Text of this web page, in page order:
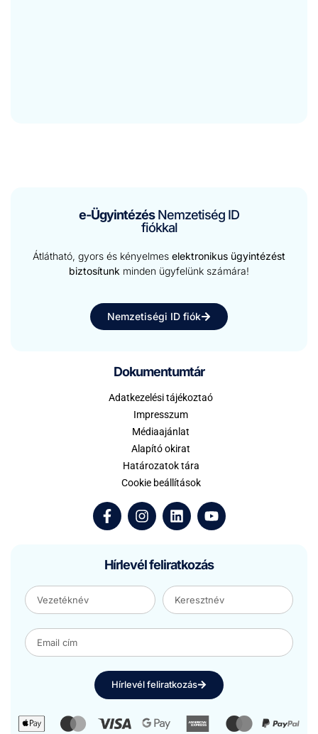
e-ÜgyintézésNemzetiség ID
fiókkal
Átlátható, gyors és kényelmes elektronikus ügyintézést
biztosítunk minden ügyfelünk számára!
Nemzetiségi ID fiók
Dokumentumtár
Adatkezelési tájékoztaó
Impresszum
Médiaajánlat
Alapító okirat
Határozatok tára
Cookie beállítások
Hírlevél feliratkozás
Hírlevél feliratkozás